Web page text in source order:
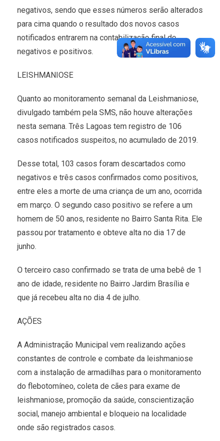
negativos, sendo que esses números serão alterados
para cima quando o resultado dos novos casos
notificados entrarem na contabilização final de
negativos e positivos.
LEISHMANIOSE
Quanto ao monitoramento semanal da Leishmaniose,
divulgado também pela SMS, não houve alterações
nesta semana. Três Lagoas tem registro de 106
casos notificados suspeitos, no acumulado de 2019.
Desse total, 103 casos foram descartados como
negativos e três casos confirmados como positivos,
entre eles a morte de uma criança de um ano, ocorrida
em março. O segundo caso positivo se refere a um
homem de 50 anos, residente no Bairro Santa Rita. Ele
passou por tratamento e obteve alta no dia 17 de
junho.
O terceiro caso confirmado se trata de uma bebê de 1
ano de idade, residente no Bairro Jardim Brasília e
que já recebeu alta no dia 4 de julho.
AÇÕES
A Administração Municipal vem realizando ações
constantes de controle e combate da leishmaniose
com a instalação de armadilhas para o monitoramento
do flebotomíneo, coleta de cães para exame de
leishmaniose, promoção da saúde, conscientização
social, manejo ambiental e bloqueio na localidade
onde são registrados casos.